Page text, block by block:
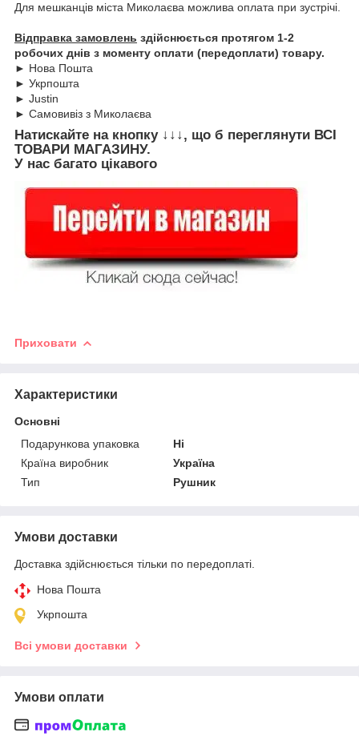
Для мешканців міста Миколаєва можлива оплата при зустрічі.
Відправка замовлень здійснюється протягом 1-2
робочих днів з моменту оплати (передоплати) товару.
► Нова Пошта
► Укрпошта
► Justin
► Самовивіз з Миколаєва
Натискайте на кнопку↓↓↓, що б переглянути ВСІ
ТОВАРИ МАГАЗИНУ.
У нас багато цікавого
Приховати
Характеристики
Основні
Подарункова упаковка
Ні
Країна виробник
Україна
Тип
Рушник
Умови доставки
Доставка здійснюється тільки по передоплаті.
Нова Пошта
Укрпошта
Всі умови доставки
Умови оплати